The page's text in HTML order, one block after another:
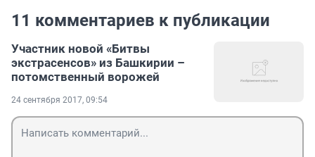
11 комментариев к публикации
Участник новой «Битвы
экстрасенсов» из Башкирии –
потомственный ворожей
24 сентября 2017, 09:54